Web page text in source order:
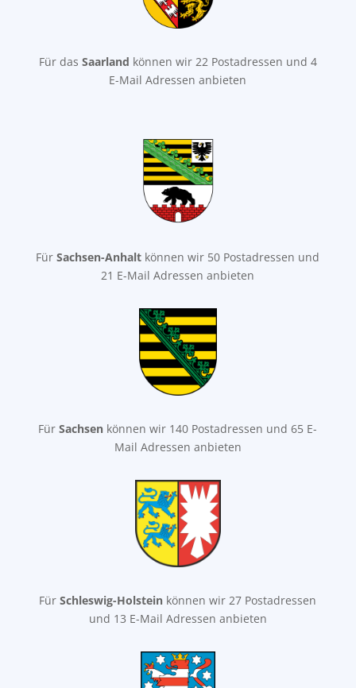
Für das Saarland können wir 22 Postadressen und 4
E-Mail Adressen anbieten
FürSachsen-Anhalt können wir 50 Postadressen und
21 E-Mail Adressen anbieten
FürSachsen können wir 140 Postadressen und 65 E-
Mail Adressen anbieten
FürSchleswig-Holstein können wir 27 Postadressen
und 13 E-Mail Adressen anbieten